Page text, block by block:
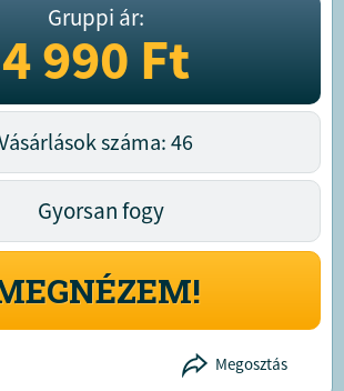
Gruppi ár:
4 990Ft
száma: 46
Gyorsan fogy
Megosztás